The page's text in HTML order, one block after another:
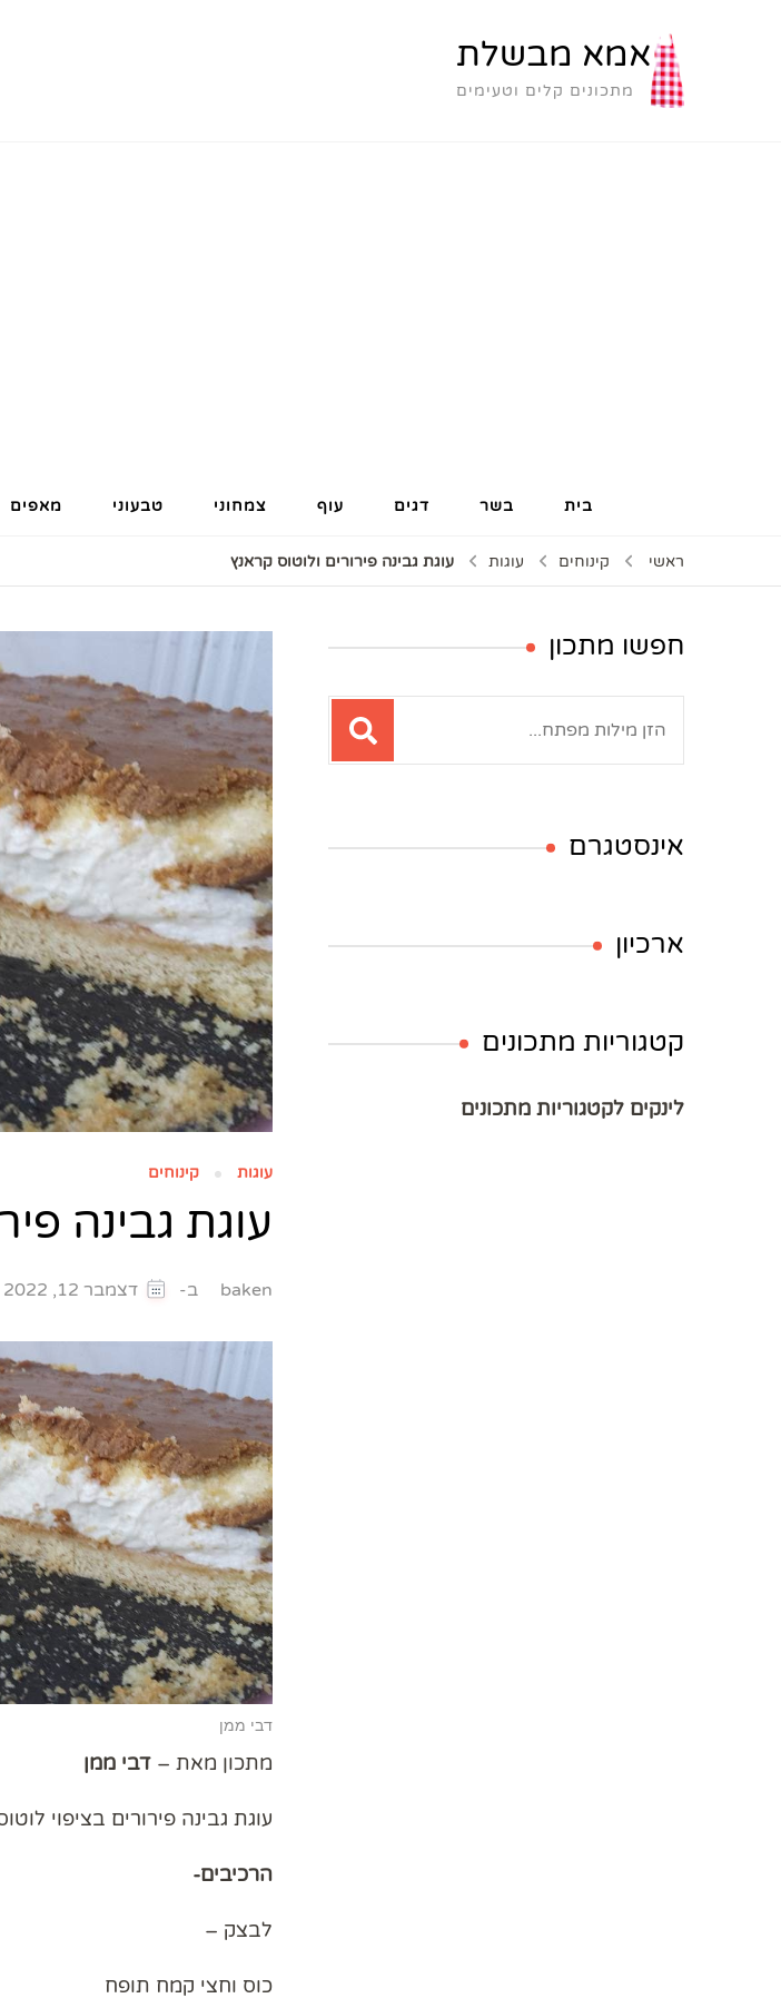
אמא מבשלת
מתכונים קלים וטעימים
בית בשר דגים עוף צמחוני טבעוני מאפים
ראשי קינוחים עוגות עוגת גבינה פירורים ולוטוס קראנץ
עוגות קינוחים
עוגת גבינה
baken ב- דצמבר 12, 2022
דבי ממן
מתכון מאת – דבי ממן
עוגת גבינה פירורים בציפוי
הרכיבים-
לבצק –
כוס וחצי קמח תופח
חפשו מתכון
אינסטגרם
ארכיון
קטגוריות מתכונים
לינקים לקטגוריות מתכונים